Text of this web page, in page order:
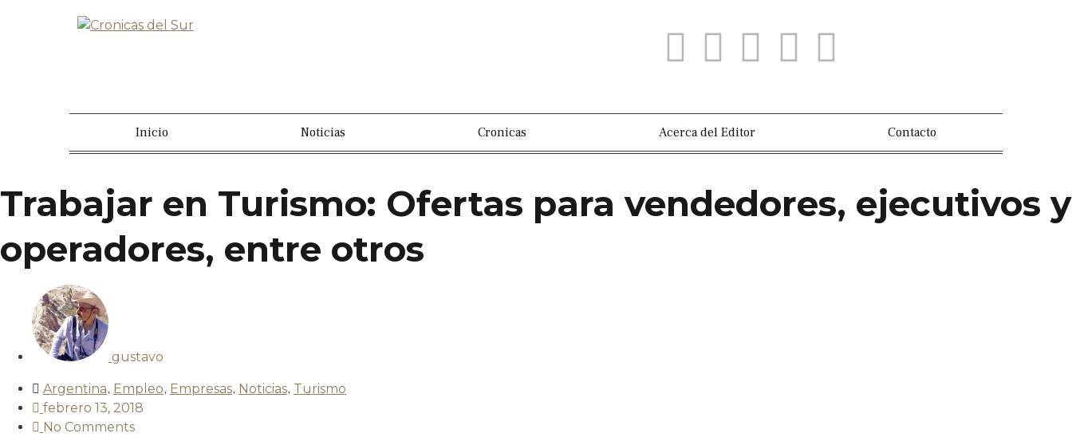
Inicio Noticias Cronicas Acerca del Editor Contacto
Trabajar en Turismo: Ofertas para vendedores, ejecutivos y
operadores, entre otros
gustavo
Argentina, Empleo, Empresas, Noticias, Turismo
febrero 13, 2018
No Comments